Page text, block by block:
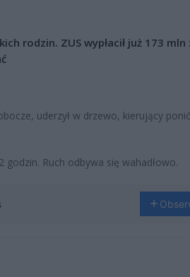
rodzin. ZUS wypłacił już 173 mln
uderzył w drzewo, kierujący
Ruch odbywa się wahadłowo.